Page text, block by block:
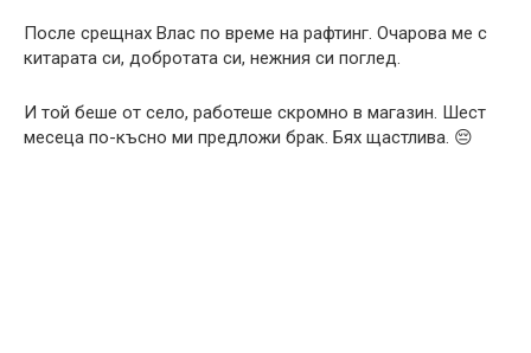
После срещнах Влас по време на рафтинг. Очарова ме с
китарата си, добротата си, нежния си поглед.
И той беше от село, работеше скромно в магазин. Шест
месеца по-късно ми предложи брак. Бях щастлива. 😔